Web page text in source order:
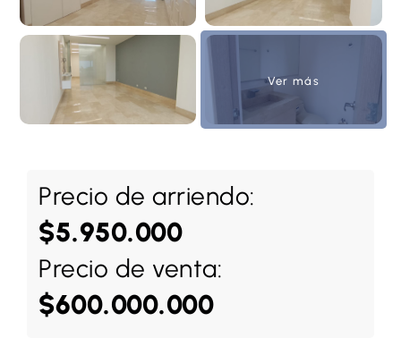
Ver más
Precio de arriendo:
$5.950.000
Precio de venta:
$600.000.000